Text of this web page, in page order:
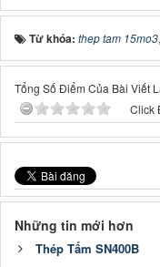
Từ khóa: thep tam 15mo3,
Tổng Số Điểm Của Bài Viết
Click
Những tin mới hơn
Thép Tấm SN400B